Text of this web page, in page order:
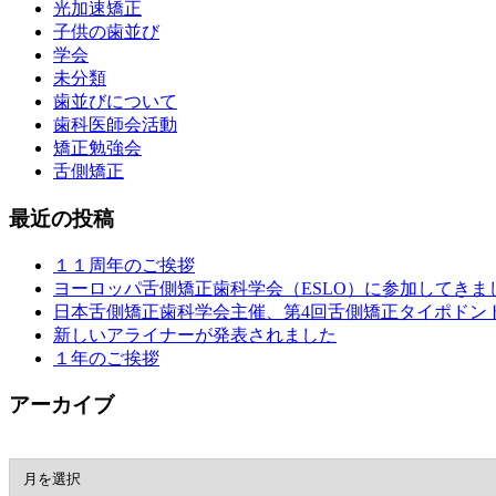
光加速矯正
子供の歯並び
学会
未分類
歯並びについて
歯科医師会活動
矯正勉強会
舌側矯正
最近の投稿
１１周年のご挨拶
ヨーロッパ舌側矯正歯科学会（ESLO）に参加してきま
日本舌側矯正歯科学会主催、第4回舌側矯正タイポドン
新しいアライナーが発表されました
１年のご挨拶
アーカイブ